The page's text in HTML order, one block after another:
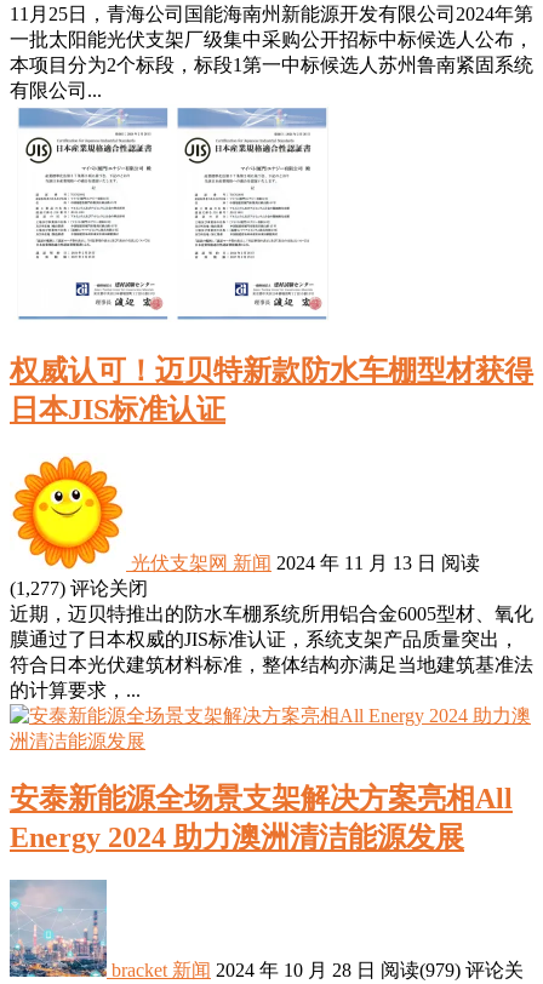
11月25日，青海公司国能海南州新能源开发有限公司2024年第
一批太阳能光伏支架厂级集中采购公开招标中标候选人公布，
本项目分为2个标段，标段1第一中标候选人苏州鲁南紧固系统
有限公司...
权威认可！迈贝特新款防水车棚型材获得
日本JIS标准认证
光伏支架网 新闻 2024 年 11 月 13 日 阅读
(1,277) 评论关闭
近期，迈贝特推出的防水车棚系统所用铝合金6005型材、氧化
膜通过了日本权威的JIS标准认证，系统支架产品质量突出，
符合日本光伏建筑材料标准，整体结构亦满足当地建筑基准法
的计算要求，...
安泰新能源全场景支架解决方案亮相All
Energy 2024 助力澳洲清洁能源发展
bracket 新闻 2024 年 10 月 28 日 阅读(979) 评论关